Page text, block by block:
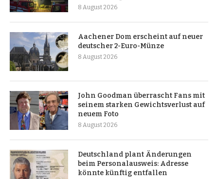
8 August 2026
Aachener Dom erscheint auf neuer
deutscher 2-Euro-Münze
8 August 2026
John Goodman überrascht Fans mit
seinem starken Gewichtsverlust auf
neuem Foto
8 August 2026
Deutschland plant Änderungen
beim Personalausweis: Adresse
könnte künftig entfallen